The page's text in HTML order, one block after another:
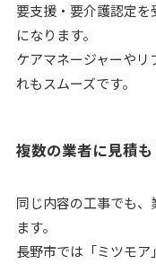
要支援・要介護認定
になります。
ケアマネージャーや
れもスムーズです。
複数の業者に見積
同じ内容の工事でも
ます。
長野市では「ミツモ